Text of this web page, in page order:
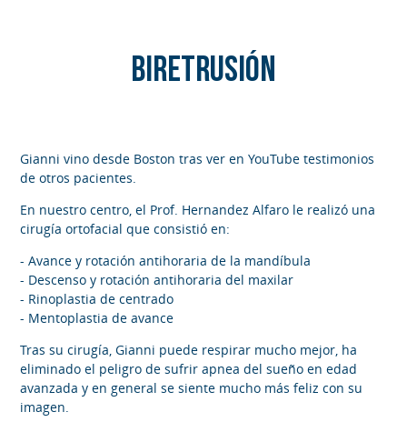
Biretrusión
Gianni vino desde Boston tras ver en YouTube testimonios
de otros pacientes.
En nuestro centro, el Prof. Hernandez Alfaro le realizó una
cirugía ortofacial que consistió en:
- Avance y rotación antihoraria de la mandíbula
- Descenso y rotación antihoraria del maxilar
- Rinoplastia de centrado
- Mentoplastia de avance
Tras su cirugía, Gianni puede respirar mucho mejor, ha
eliminado el peligro de sufrir apnea del sueño en edad
avanzada y en general se siente mucho más feliz con su
imagen.